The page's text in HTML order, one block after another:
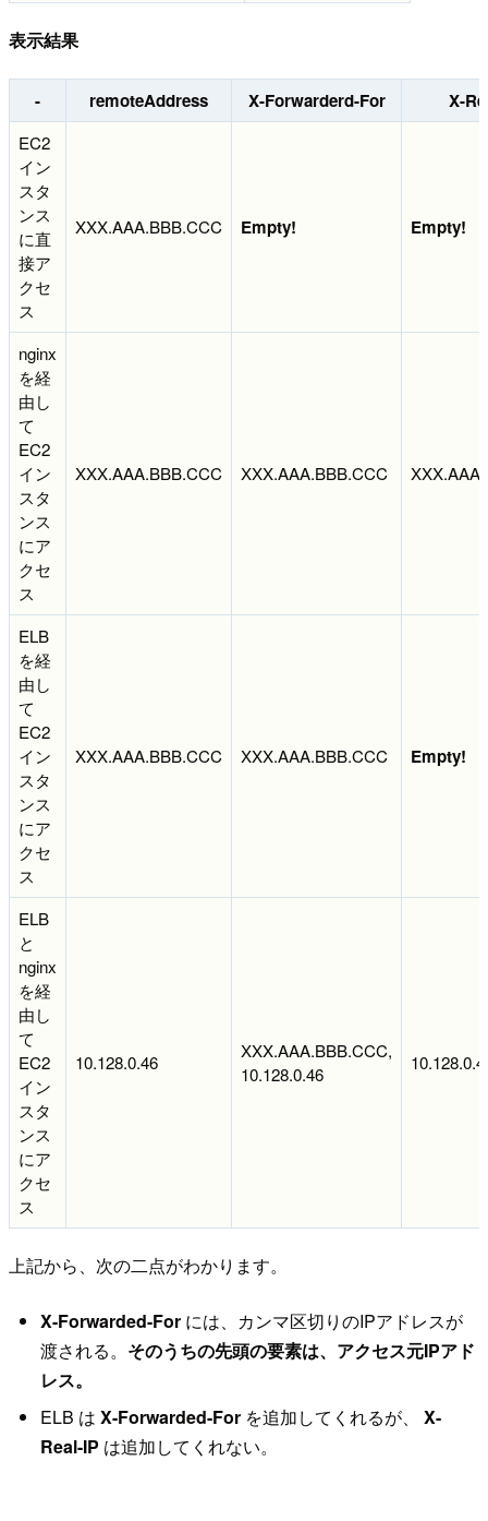
表示結果
- remoteAddress X-Forwarderd-For X-
EC2
イン
スタ
ンス
に直
接ア
クセ
ス
XXX.AAA.BBB.CCC Empty! Empty!
nginx
を経
由し
て
EC2
イン
スタ
ンス
にア
クセ
ス
XXX.AAA.BBB.CCC XXX.AAA.BBB.CCC
ELB
を経
由し
て
EC2
イン
スタ
ンス
にア
クセ
ス
XXX.AAA.BBB.CCC XXX.AAA.BBB.CCC Empty!
ELB
と
nginx
を経
由し
て
EC2
イン
スタ
ンス
にア
クセ
ス
10.128.0.46
XXX.AAA.BBB.CCC,
10.128.0.46
上記から、次の二点がわかります。
X-Forwarded-Forには、カンマ区切りのIPアドレスが
渡される。 そのうちの先頭の要素は、アクセス元IPアド
レス。
ELB は X-Forwarded-Forを追加してくれるが、 X-
Real-IP は追加してくれない。